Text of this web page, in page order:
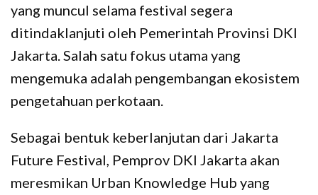
yang muncul selama festival segera
ditindaklanjuti oleh Pemerintah Provinsi DKI
Jakarta. Salah satu fokus utama yang
mengemuka adalah pengembangan ekosistem
pengetahuan perkotaan.
Sebagai bentuk keberlanjutan dari Jakarta
Future Festival, Pemprov DKI Jakarta akan
meresmikan Urban Knowledge Hub yang